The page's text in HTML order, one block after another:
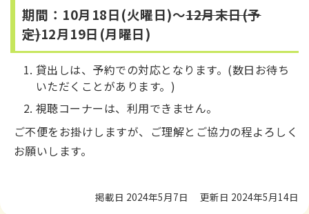
期間：10月18日(火曜日)～12月末日(予
定)12月19日(月曜日)
貸出しは、予約での対応となります。(数日お待ち
いただくことがあります。)
視聴コーナーは、利用できません。
ご不便をお掛けしますが、ご理解とご協力の程よろしく
お願いします。
掲載日 2024年5月7日 更新日 2024年5月14日